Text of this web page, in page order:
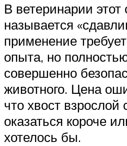
В ветеринарии этот
называется
применение
опыта, но
совершенно
животного. Цена
что хвост взрослой
оказаться короче
хотелось бы.